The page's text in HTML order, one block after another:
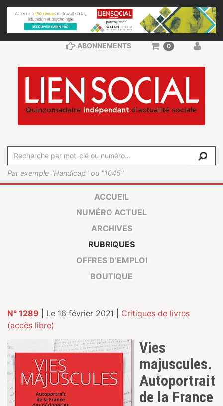
Par exemple "Handicap" ou "1045"
ABONNEMENTS 0
ACCUEIL
NUMÉRO ACTUEL
ARCHIVES
RUBRIQUES
OFFRES D’EMPLOI
BOUTIQUE
N° 1289 | Le 16 février 2021 | Critiques de livres
(accès libre)
Vies
majuscules.
Autoportrait
de la France